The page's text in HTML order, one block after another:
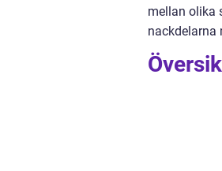
mellan olika
nackdelarna